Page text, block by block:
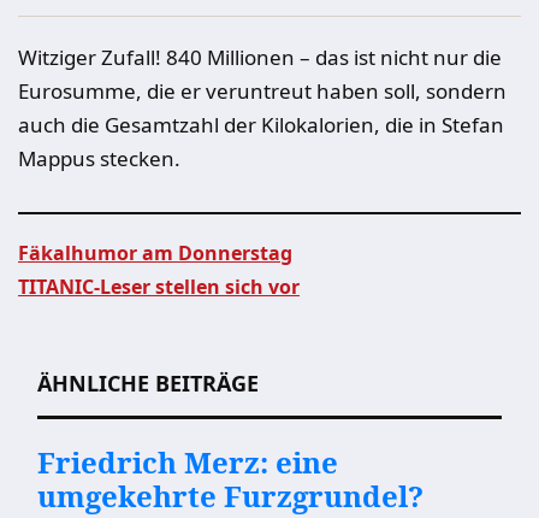
Witziger Zufall! 840 Millionen – das ist nicht nur die
Eurosumme, die er veruntreut haben soll, sondern
auch die Gesamtzahl der Kilokalorien, die in Stefan
Mappus stecken.
Fäkalhumor am Donnerstag
TITANIC-Leser stellen sich vor
ÄHNLICHE BEITRÄGE
Friedrich Merz: eine
umgekehrte Furzgrundel?